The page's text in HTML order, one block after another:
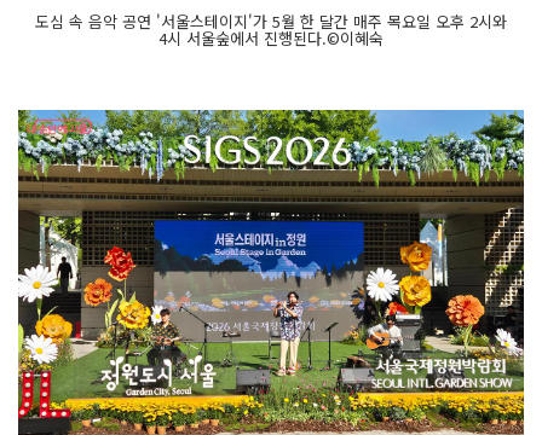
도심 속 음악 공연 '서울스테이지'가 5월 한 달간 매주 목요일 오후 2시와
4시 서울숲에서 진행된다.©이혜숙